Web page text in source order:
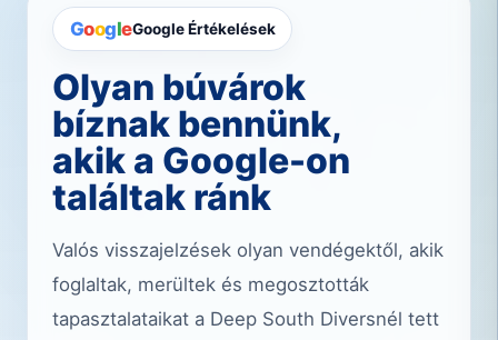
GoogleGoogle Értékelések
Olyan búvárok
bíznak bennünk,
akik a Google-on
találtak ránk
Valós visszajelzések olyan vendégektől, akik
foglaltak, merültek és megosztották
tapasztalataikat a Deep South Diversnél tett